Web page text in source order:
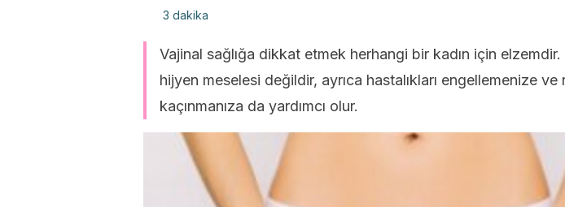
3 dakika
Vajinal sağlığa dikkat etmek herhangi bir kadın için
hijyen meselesi değildir, ayrıca hastalıkları engellemenize ve
kaçınmanıza da yardımcı olur.